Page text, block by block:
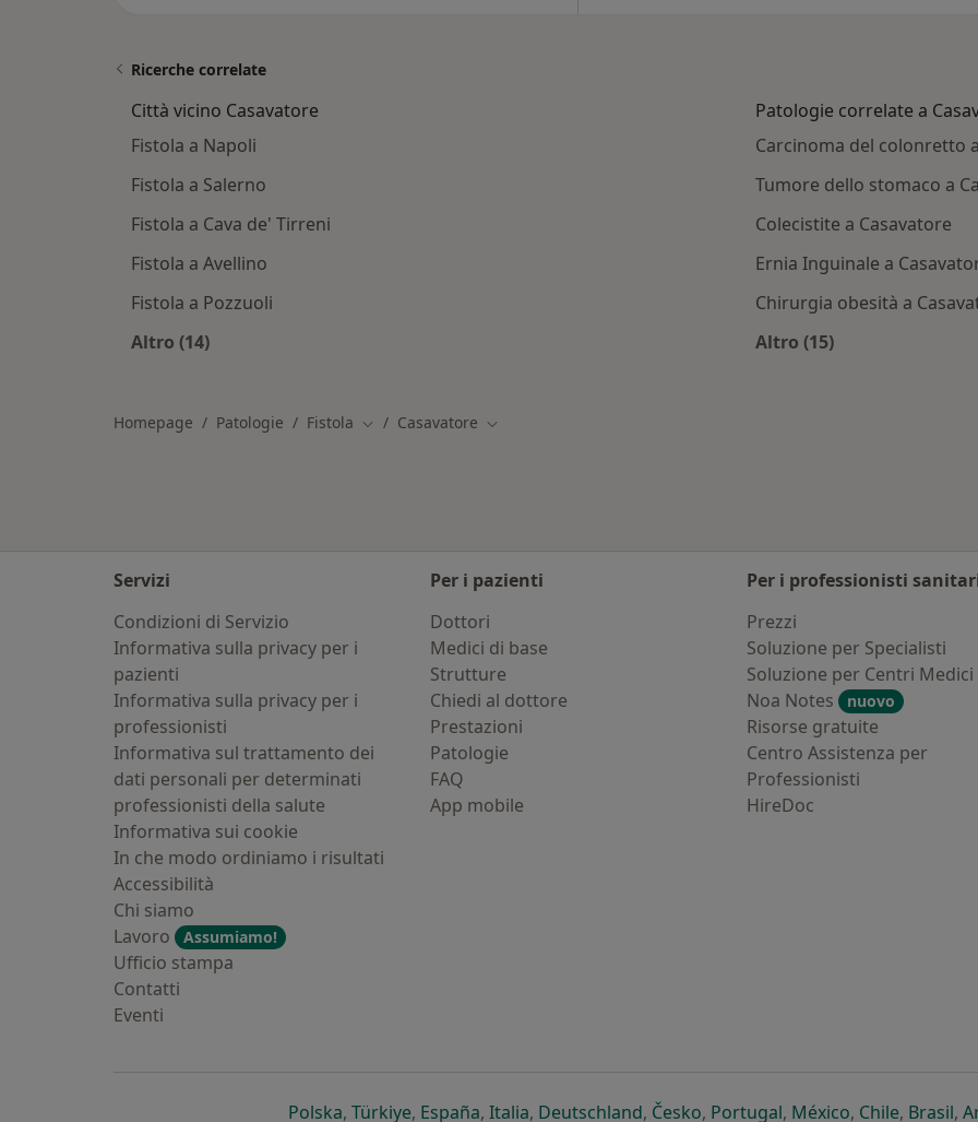
Ricerche correlate
Città vicino Casavatore
Fistola a Napoli
Fistola a Salerno
Fistola a Cava de' Tirreni
Fistola a Avellino
Fistola a Pozzuoli
Altro (14)
Patologie correlate a
Carcinoma del colonretto
Tumore dello stomaco a
Colecistite a Casavatore
Ernia Inguinale a
Chirurgia obesità a
Altro (15)
Homepage Patologie Fistola Cambia città
Casavatore Cambia città
Servizi
Condizioni di Servizio
Informativa sulla privacy per i
pazienti
Informativa sulla privacy per i
professionisti
Informativa sul trattamento dei
dati personali per determinati
professionisti della salute
Informativa sui cookie
In che modo ordiniamo i risultati
Accessibilità
Chi siamo
Lavoro
Assumiamo!
Ufficio stampa
Contatti
Eventi
Per i pazienti
Dottori
Medici di base
Strutture
Chiedi al dottore
Prestazioni
Patologie
FAQ
App mobile
Per i professionisti
Prezzi
Soluzione per Specialisti
Soluzione per Centri Medici
Noa Notes
nuovo
Risorse gratuite
Centro Assistenza per
Professionisti
HireDoc
Polskasi apre in una nuova scheda
, Türkiyesi apre in una nuova scheda
, Españasi apre in una nuova scheda
, Italiasi apre in una nuova scheda
, Deutschlandsi apre in una nuova scheda
, Českosi apre in una nuova scheda
, Portugalsi apre in una nuova
, Méxicosi apre in una
, Chilesi apre in
, Brasilsi
,